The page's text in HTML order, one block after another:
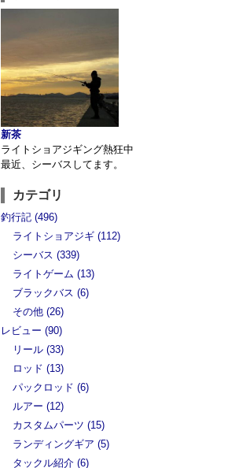
新茶
ライトショアジギング熱狂中
最近、シーバスしてます。
カテゴリ
釣行記 (496)
ライトショアジギ (112)
シーバス (339)
ライトゲーム (13)
ブラックバス (6)
その他 (26)
レビュー (90)
リール (33)
ロッド (13)
パックロッド (6)
ルアー (12)
カスタムパーツ (15)
ランディングギア (5)
タックル紹介 (6)